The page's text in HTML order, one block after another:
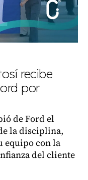
recibe
por
de Ford el
la disciplina,
equipo con la
del cliente